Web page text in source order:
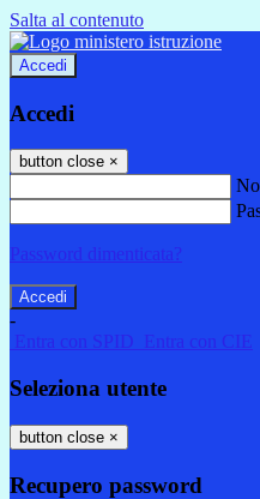
Salta al contenuto
Accedi
Accedi
button close ×
Password dimenticata?
-
Entra con SPID
Entra con CIE
Seleziona utente
button close ×
Recupero password